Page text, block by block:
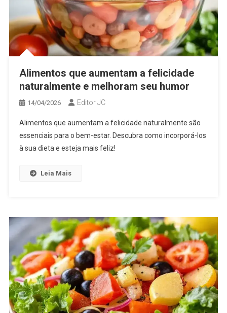
Alimentos que aumentam a felicidade
naturalmente e melhoram seu humor
14/04/2026 Editor JC
Alimentos que aumentam a felicidade naturalmente são
essenciais para o bem-estar. Descubra como incorporá-los
à sua dieta e esteja mais feliz!
Leia Mais